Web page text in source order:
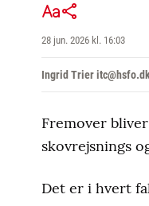
28 jun. 2026 kl. 16:03
Ingrid Trier
Fremover
skovrejsnings
Det er i hvert